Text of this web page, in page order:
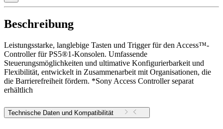
Beschreibung
Leistungsstarke, langlebige Tasten und Trigger für den Access™-
Controller für PS5®1-Konsolen. Umfassende
Steuerungsmöglichkeiten und ultimative Konfigurierbarkeit und
Flexibilität, entwickelt in Zusammenarbeit mit Organisationen, die
die Barrierefreiheit fördern. *Sony Access Controller separat
erhältlich
Technische Daten und Kompatibilität